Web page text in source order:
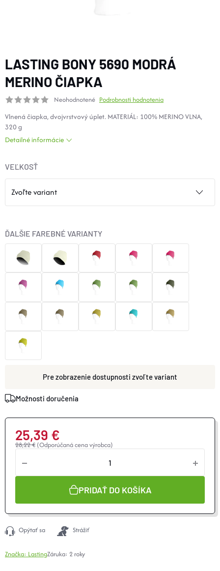
TOPÁNKY a PONOŽKY
CYKLISTIKA
Značky
Obchodné podmienky
Kontakty
LASTING BONY 5690 MODRÁ
MERINO ČIAPKA
Neohodnotené Podrobnosti hodnotenia
Vlnená čiapka, dvojvrstvový úplet. MATERIÁL: 100% MERINO VLNA,
320 g
Detailné informácie
VEĽKOSŤ
zvoľte variant
ĎALŠIE FAREBNÉ VARIANTY
Možnosti doručenia
28,22 € (Odporúčaná cena výrobca)
25,39 €
Jednotková
PRIDAŤ DO KOŠÍKA
Opýtať sa Strážiť
Značka: LastingZáruka: 2 roky